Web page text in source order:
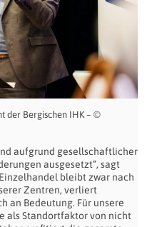
der Bergischen IHK – ©
aufgrund gesellschaftlicher
ausgesetzt“, sagt
bleibt zwar nach
Zentren, verliert
an Bedeutung. Für unsere
als Standortfaktor von nicht